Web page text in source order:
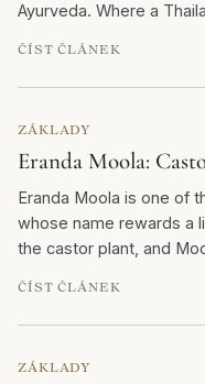
Ayurveda. Where a
ČÍST ČLÁNEK
ZÁKLADY
Eranda Moola:
Eranda Moola is one of
whose name rewards a
the castor plant, and
ČÍST ČLÁNEK
ZÁKLADY